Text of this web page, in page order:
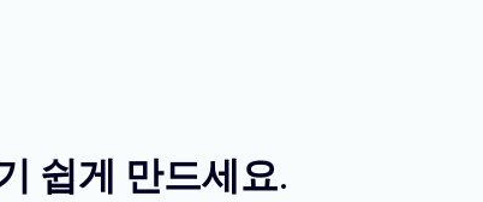
쉽게 만드세요.